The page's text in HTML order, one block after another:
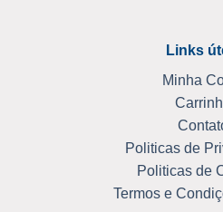
Links
Minha
Politicas de
Politicas de
Termos e